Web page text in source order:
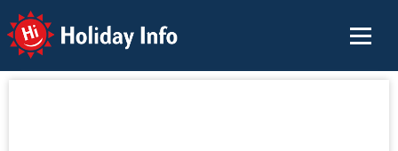
Holiday Info